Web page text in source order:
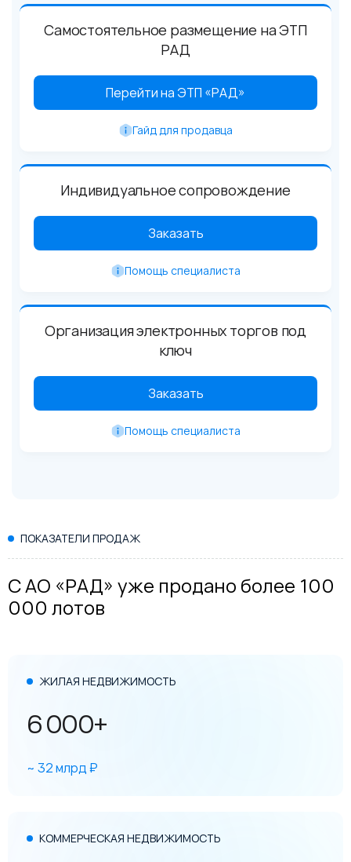
Самостоятельное размещение на ЭТП
РАД
Перейти на ЭТП «РАД»
Гайд для продавца
Индивидуальное сопровождение
Заказать
Помощь специалиста
Организация электронных торгов под
ключ
Заказать
Помощь специалиста
ПОКАЗАТЕЛИ ПРОДАЖ
С АО «РАД» уже продано более 100
000 лотов
ЖИЛАЯ НЕДВИЖИМОСТЬ
6 000+
~ 32 млрд ₽
КОММЕРЧЕСКАЯ НЕДВИЖИМОСТЬ